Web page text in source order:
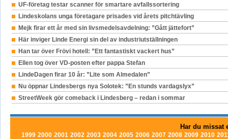
UF-företag testar scanner för smartare avfallssortering
Lindeskolans unga företagare prisades vid årets pitchtävling
Mejk firar ett år med sin livsmedelsavdelning: ”Gått jättefort”
Här inviger Linde Energi sin del av industriutställningen
Han tar över Frövi hotell: ”Ett fantastiskt vackert hus”
Ellen tog över VD-posten efter pappa Stefan
LindeDagen firar 10 år: ”Lite som Almedalen”
Nu öppnar Lindesbergs nya Solotek: ”En stunds vardagslyx”
StreetWeek gör comeback i Lindesberg – redan i sommar
Har du missat
1999 2000 2001 2002 2003 2004 2005 2006 2007 2008 2009 2010